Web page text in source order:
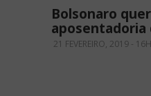
Bolsonaro
21 FEVEREIRO, 2019 -